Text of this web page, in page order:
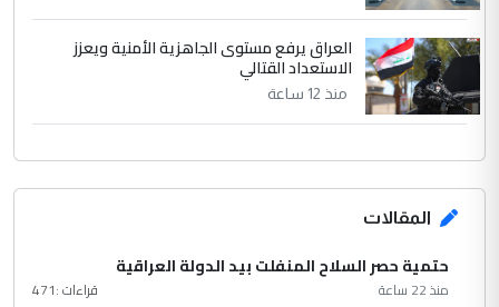
العراق يرفع مستوى الجاهزية الأمنية ويعزز
الاستعداد القتالي
منذ 12 ساعة
المقالات
حتمية حصر السلاح المنفلت بيد الدولة العراقية
منذ 22 ساعة قراءات :471